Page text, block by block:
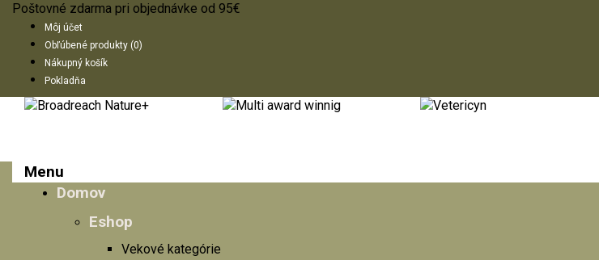
Poštovné zdarma pri objednávke od 95€
Môj účet
Obľúbené produkty (0)
Nákupný košík
Pokladňa
Menu
Domov
Eshop
Vekové kategórie